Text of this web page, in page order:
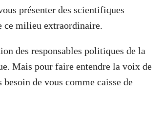
présenter des scientifiques
ce milieu extraordinaire.
des responsables politiques de la
Mais pour faire entendre la voix de
de vous comme caisse de